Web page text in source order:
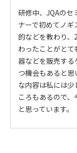
研修中、JQAのセ
ナーで初めてノ
的などを教わり
わったことがと
器などを販売す
つ機会もあると
な内容は私には
ころもあるので
と思っています。